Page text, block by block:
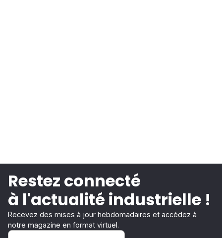
Restez connecté
à l'actualité industrielle !
Recevez des mises à jour hebdomadaires et accédez à
notre magazine en format virtuel.